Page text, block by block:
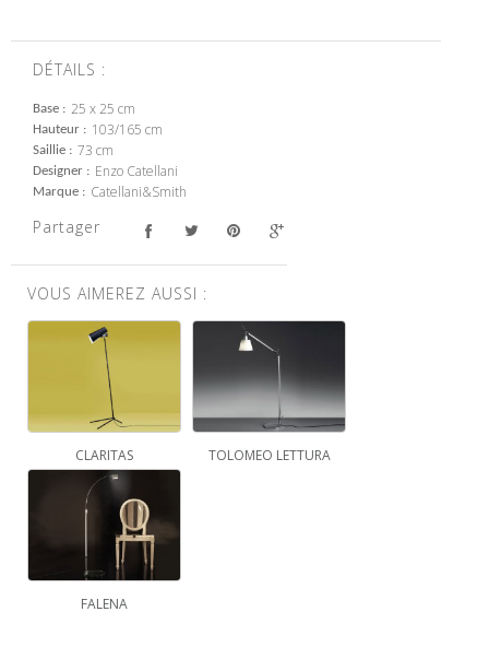
DÉTAILS :
Base 25 x 25 cm
Hauteur 103/165 cm
Saillie 73 cm
Designer Enzo Catellani
Marque Catellani&Smith
Partager
VOUS AIMEREZ AUSSI :
CLARITAS TOLOMEO LETTURA
FALENA